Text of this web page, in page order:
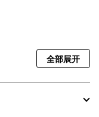
全部展开